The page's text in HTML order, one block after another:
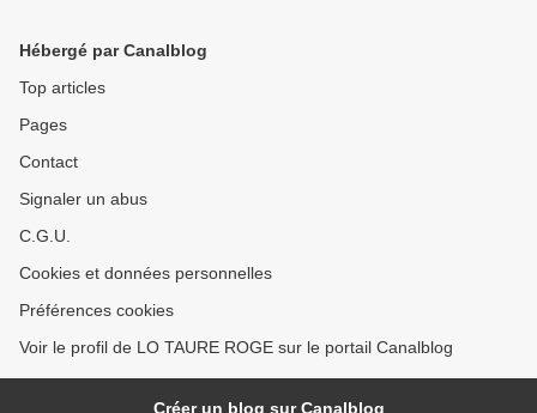
Hébergé par Canalblog
Top articles
Pages
Contact
Signaler un abus
C.G.U.
Cookies et données personnelles
Préférences cookies
Voir le profil de LO TAURE ROGE sur le portail Canalblog
Créer un blog sur Canalblog